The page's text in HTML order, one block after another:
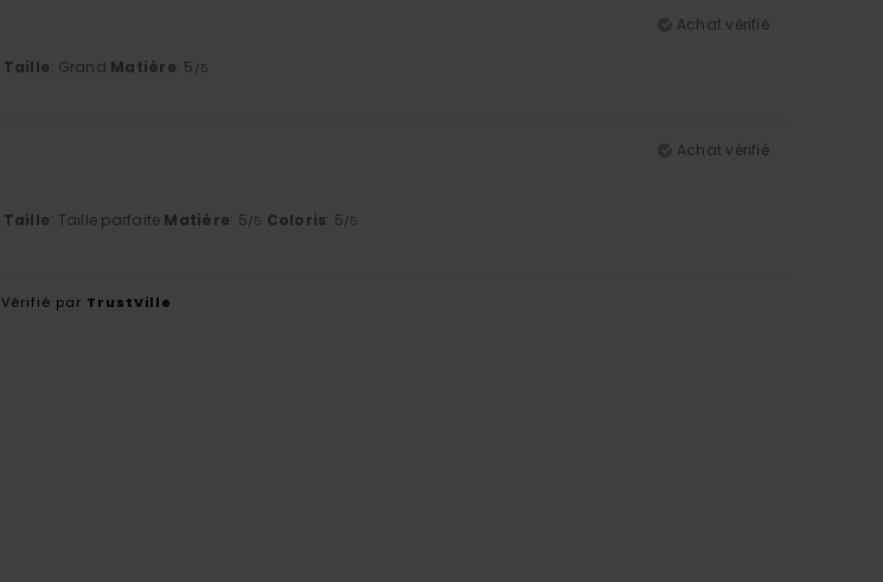
Achat vérifié
Taille: Grand Matière: 5 /5
Achat vérifié
Taille: Taille parfaite Matière: 5/5 Coloris: 5/5
Vérifié par TrustVille